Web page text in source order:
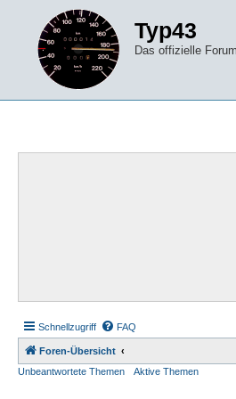
Typ43
Das offizielle
Schnellzugriff FAQ
Foren-Übersicht
Unbeantwortete Themen
Aktive Themen